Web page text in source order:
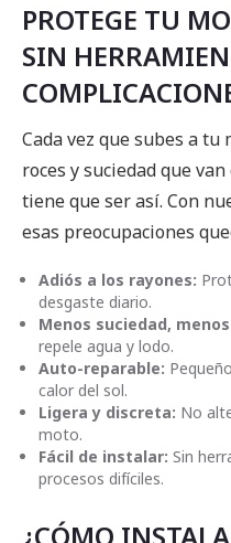
PROTEGE TU
SIN
Cada vez que subes a tu
roces y suciedad que
tiene que ser así. Con
esas preocupaciones
Adiós a los rayones:
desgaste diario.
Menos suciedad,
repele agua y lodo.
Auto-reparable:
calor del sol.
Ligera y discreta: No
moto.
Fácil de instalar: Sin
procesos difíciles.